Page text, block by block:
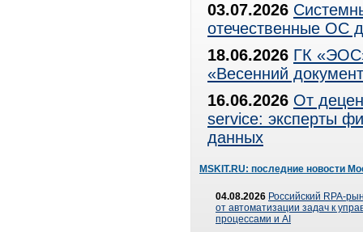
03.07.2026
отечественные ОС
18.06.2026 ГК
«Весенний
16.06.2026 От
service: эксперты
данных
MSKIT.RU: последние новости
04.08.2026 Российский RPA-
от автоматизации задач к
процессами и AI